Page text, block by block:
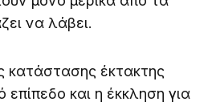
να λάβει.
κατάστασης έκτακτης
επίπεδο και η έκκληση για